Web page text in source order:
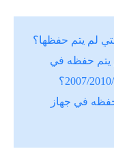
يتم حفظه في
حفظه في جهاز